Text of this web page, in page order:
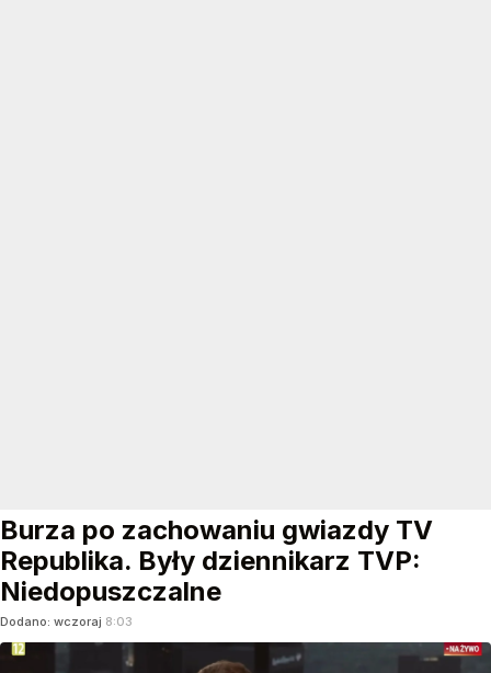
Burza po zachowaniu gwiazdy TV
Republika. Były dziennikarz TVP:
Niedopuszczalne
Dodano: wczoraj 8:03